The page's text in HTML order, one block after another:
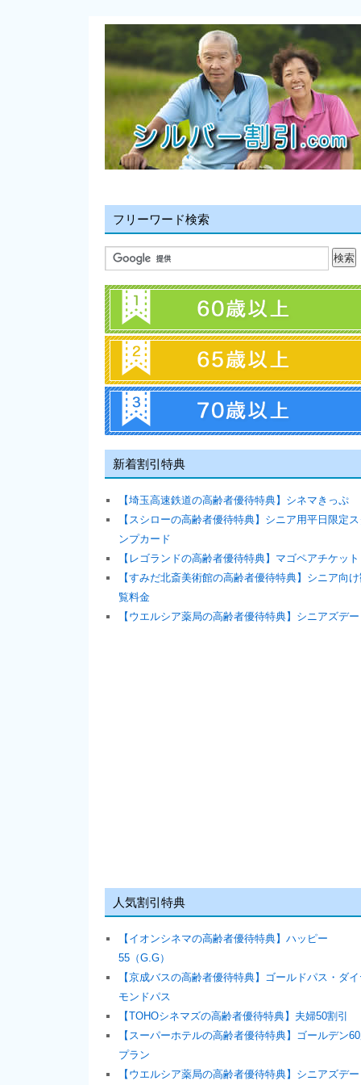
フリーワード検索
新着割引特典
【埼玉高速鉄道の高齢者優待特典】シネマきっぷ
【スシローの高齢者優待特典】シニア用平日限定ス
ンプカード
【レゴランドの高齢者優待特典】マゴペアチケット
【すみだ北斎美術館の高齢者優待特典】シニア向
覧料金
【ウエルシア薬局の高齢者優待特典】シニアズデー
人気割引特典
【イオンシネマの高齢者優待特典】ハッピー
55（G.G）
【京成バスの高齢者優待特典】ゴールドパス・ダイ
モンドパス
【TOHOシネマズの高齢者優待特典】夫婦50割引
【スーパーホテルの高齢者優待特典】ゴールデン
プラン
【ウエルシア薬局の高齢者優待特典】シニアズデー